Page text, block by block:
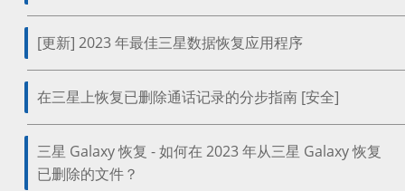
[更新] 2023 年最佳三星数据恢复应用程序
在三星上恢复已删除通话记录的分步指南 [安全]
三星 Galaxy 恢复 - 如何在 2023 年从三星 Galaxy 恢复
已删除的文件？